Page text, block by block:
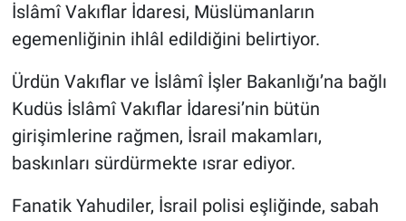
İslâmî Vakıflar İdaresi, Müslümanların
egemenliğinin ihlâl edildiğini belirtiyor.
Ürdün Vakıflar ve İslâmî İşler Bakanlığı’na bağlı
Kudüs İslâmî Vakıflar İdaresi’nin bütün
girişimlerine rağmen, İsrail makamları,
baskınları sürdürmekte ısrar ediyor.
Fanatik Yahudiler, İsrail polisi eşliğinde, sabah